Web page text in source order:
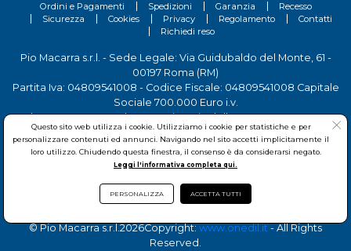
Ordini e Pagamenti Spedizioni Garanzia
Recesso
Sicurezza
Cookies Privacy Regolamento
Contatti
Richiedi reso
Pio Macarra s.r.l. - Sede Legale: Via Guidubaldo del Monte, 61 -
00197 Roma (RM)
Partita Iva: 04809541008 - Codice Fiscale: 04809541008 Capitale
Sociale 700.000 Euro i.v.
Tel.06 81156444- Sede Operativa: Via delle Imprese, 7 - 00030
San Cesareo (RM)
© Pio Macarra s.r.l.2026Copyright: www.onedil.it - All Rights
Reserved.
Questo sito web utilizza i cookie. Utilizziamo i cookie per statistiche e per
personalizzare contenuti ed annunci. Navigando nel sito accetti implicitamente il
loro utilizzo. Chiudendo questa finestra, il consenso è da considerarsi negato.
Leggi l'informativa completa qui.
PERSONALIZZA ACCETTA TUTTI